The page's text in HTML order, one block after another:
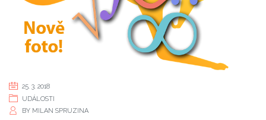
25. 3. 2018
UDÁLOSTI
BY MILAN SPRUZINA